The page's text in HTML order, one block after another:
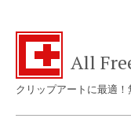
All
クリップアートに最適